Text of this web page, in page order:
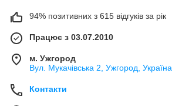
94% позитивних з 615 відгуків за рік
Працює з 03.07.2010
м. Ужгород
Вул. Мукачівська 2, Ужгород, Україна
Контакти